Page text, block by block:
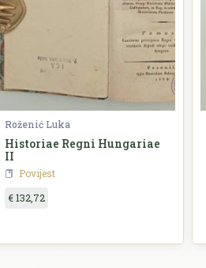
Roženić Luka
Historiae Regni Hungariae
II
Povijest
€ 132,72